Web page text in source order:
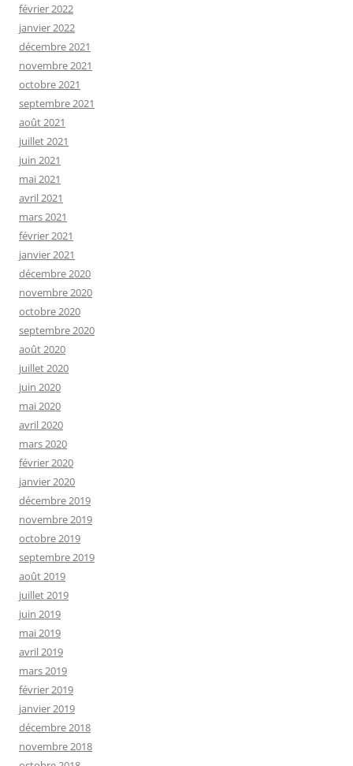
février 2022
janvier 2022
décembre 2021
novembre 2021
octobre 2021
septembre 2021
août 2021
juillet 2021
juin 2021
mai 2021
avril 2021
mars 2021
février 2021
janvier 2021
décembre 2020
novembre 2020
octobre 2020
septembre 2020
août 2020
juillet 2020
juin 2020
mai 2020
avril 2020
mars 2020
février 2020
janvier 2020
décembre 2019
novembre 2019
octobre 2019
septembre 2019
août 2019
juillet 2019
juin 2019
mai 2019
avril 2019
mars 2019
février 2019
janvier 2019
décembre 2018
novembre 2018